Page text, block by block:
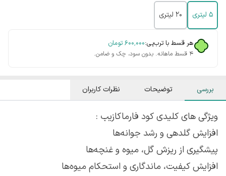
۵ لیتری ۲۰ لیتری
هر قسط با ترب‌پی:۶۰۰٬۰۰۰ تومان
۴ قسط ماهانه. بدون سود، چک و ضامن.
بررسی توضیحات نظرات کاربران
ویژگی های کلیدی کود فارماکازیب :
افزایش گلدهی و رشد جوانه‌ها
پیشگیری از ریزش گل، میوه و غنچه‌ها
افزایش کیفیت، ماندگاری و استحکام میوه‌ها